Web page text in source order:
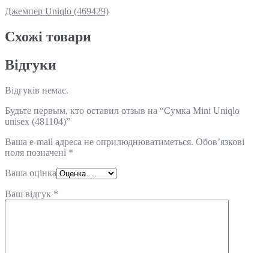
Джемпер Uniqlo (469429)
Схожi товари
Відгуки
Відгуків немає.
Будьте первым, кто оставил отзыв на “Сумка Mini Uniqlo
unisex (481104)”
Ваша e-mail адреса не оприлюднюватиметься. Обов’язкові
поля позначені *
Ваша оцінка
Ваш відгук *